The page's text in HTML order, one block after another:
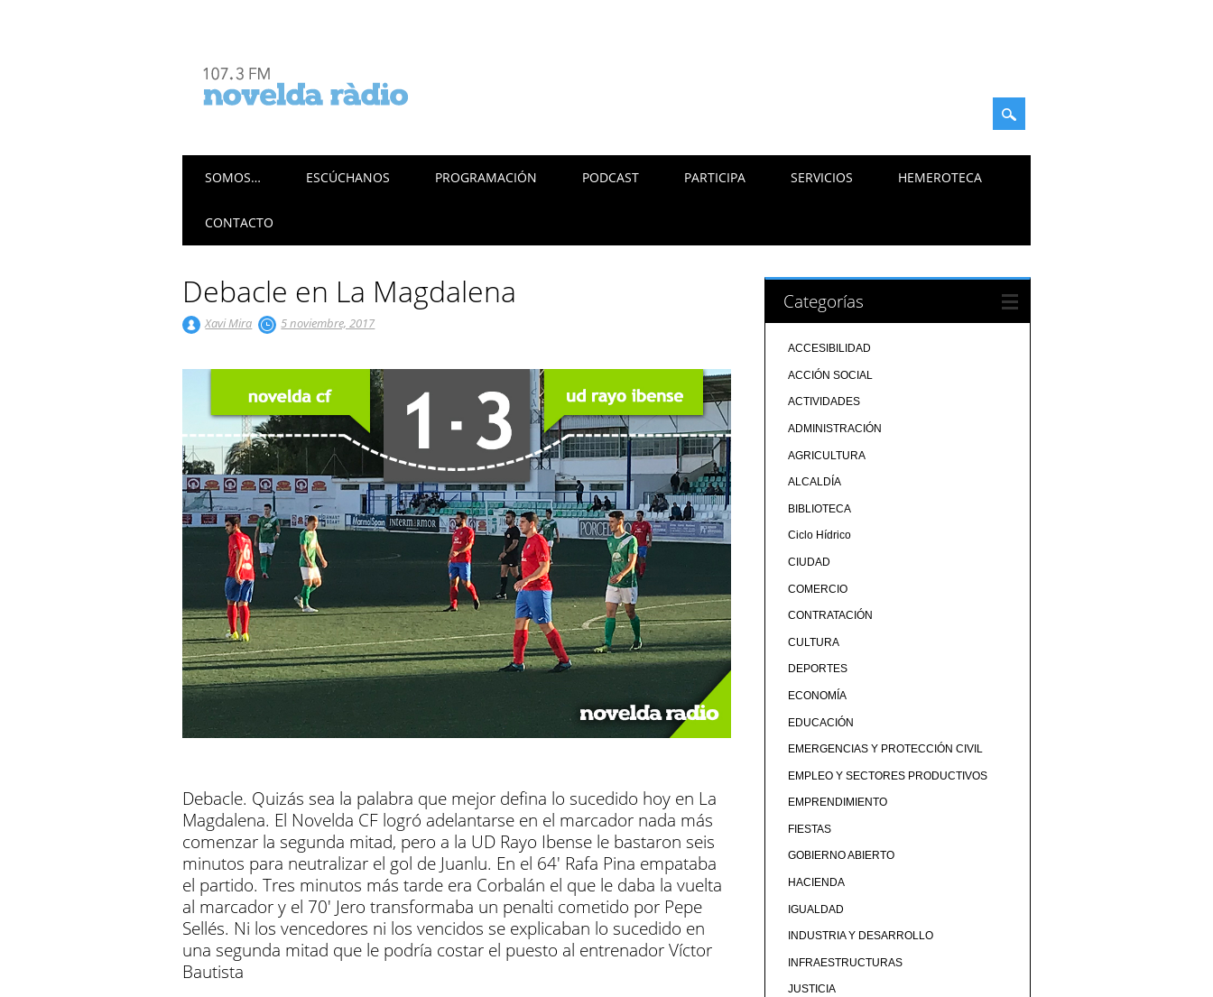
Menú principal
SOMOS… ESCÚCHANOS PROGRAMACIÓN PODCAST PARTICIPA SERVICIOS HEMEROTECA
CONTACTO
Debacle en La Magdalena
Xavi Mira 5 noviembre, 2017
Debacle. Quizás sea la palabra que mejor defina lo sucedido hoy en La
Magdalena. El Novelda CF logró adelantarse en el marcador nada más
comenzar la segunda mitad, pero a la UD Rayo Ibense le bastaron seis
minutos para neutralizar el gol de Juanlu. En el 64′ Rafa Pina empataba
el partido. Tres minutos más tarde era Corbalán el que le daba la vuelta
al marcador y el 70′ Jero transformaba un penalti cometido por Pepe
Sellés. Ni los vencedores ni los vencidos se explicaban lo sucedido en
una segunda mitad que le podría costar el puesto al entrenador Víctor
Bautista
Categorías
ACCESIBILIDAD
ACCIÓN SOCIAL
ACTIVIDADES
ADMINISTRACIÓN
AGRICULTURA
ALCALDÍA
BIBLIOTECA
Ciclo Hídrico
CIUDAD
COMERCIO
CONTRATACIÓN
CULTURA
DEPORTES
ECONOMÍA
EDUCACIÓN
EMERGENCIAS Y PROTECCIÓN CIVIL
EMPLEO Y SECTORES PRODUCTIVOS
EMPRENDIMIENTO
FIESTAS
GOBIERNO ABIERTO
HACIENDA
IGUALDAD
INDUSTRIA Y DESARROLLO
INFRAESTRUCTURAS
JUSTICIA